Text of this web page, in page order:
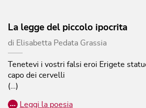
La legge del piccolo ipocrita
di Elisabetta Pedata Grassia
Tenetevi i vostri falsi eroi Erigete
capo dei cervelli
(…)
… Leggi la poesia